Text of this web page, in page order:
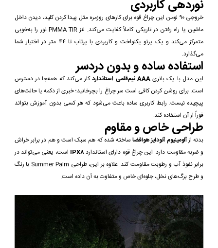
نوردهی کاربردی
خروجی ۹۰ لومن این چراغ قوه برای کارهای روزمره مثل پیدا کردن کلید، دیدن داخل
ماشین یا راه رفتن در تاریکی کاملاً کفایت می‌کند. لنز PMMA TIR نور را به‌خوبی
متمرکز می‌کند و یک پرتو یکنواخت و کاربردی با پرتاب تا ۴۴ متر در اختیار شما
می‌گذارد.
استفاده ساده و بدون دردسر
این مدل با یک باتریAAA نیم‌قلمی استاندارد
کار می‌کند که همه‌جا در دسترس
است. برای روشن کردن کافی است سر چراغ را بچرخانید؛ خبری از دکمه یا حالت‌های
پیچیده نیست. رابط کاربری ساده باعث می‌شود که هر کسی بدون آموزش بتواند
فوراً از آن استفاده کند.
طراحی خاص و مقاوم
بدنه ازآلومینیوم آنودایز هوافضاساخته شده که هم سبک است و هم در برابر خراش
و ضربه مقاومت دارد. این چراغ قوه دارای استانداردIPX8 است، یعنی می‌تواند در
برابر نفوذ آب و رطوبت مقاومت کند. علاوه بر این، طراحی Summer Palm با رنگ
و طرح برگ‌های نخل، جلوه‌ای خاص و متفاوت به آن داده است.